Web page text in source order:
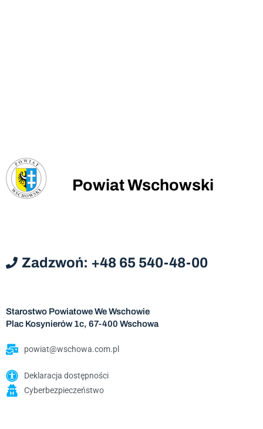
Powiat Wschowski
Zadzwoń: +48 65 540-48-00
Starostwo Powiatowe We Wschowie
Plac Kosynierów 1c, 67-400 Wschowa
powiat@wschowa.com.pl
Deklaracja dostępności
Cyberbezpieczeństwo